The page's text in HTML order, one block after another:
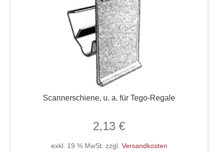
Scannerschiene, u. a. für Tego-Regale
2,13 €
exkl. 19 % MwSt. zzgl. Versandkosten